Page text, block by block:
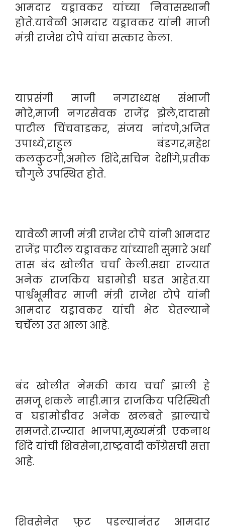
आमदार यड्रावकर यांच्या निवासस्थानी
होते.यावेळी आमदार यड्रावकर यांनी माजी
मंत्री राजेश टोपे यांचा सत्कार केला.
याप्रसंगी माजी नगराध्यक्ष संभाजी
मोरे,माजी नगरसेवक राजेंद्र झेले,दादासो
पाटील चिंचवाडकर, संजय नांदणे,अजित
उपाध्ये,राहुल बंडगर,महेश
कलकुटगी,अमोल शिंदे,सचिन देशींगे,प्रतीक
चौगुले उपस्थित होते.
यावेळी माजी मंत्री राजेश टोपे यांनी आमदार
राजेंद्र पाटील यड्रावकर यांच्याशी सुमारे अर्धा
तास बंद खोलीत चर्चा केली.सद्या राज्यात
अनेक राजकिय घडामोडी घडत आहेत.या
पार्श्वभूमीवर माजी मंत्री राजेश टोपे यांनी
आमदार यड्रावकर यांची भेट घेतल्याने
चर्चेला उत आला आहे.
बंद खोलीत नेमकी काय चर्चा झाली हे
समजू शकले नाही.मात्र राजकिय परिस्थिती
व घडामोडीवर अनेक खलबते झाल्याचे
समजते.राज्यात भाजपा,मुख्यमंत्री एकनाथ
शिंदे यांची शिवसेना,राष्ट्रवादी कॉग्रेसची सत्ता
आहे.
शिवसेनेत फुट पडल्यानंतर आमदार